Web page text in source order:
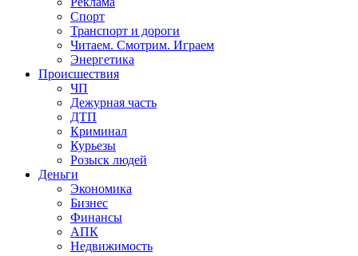
Спорт
Транспорт и дороги
Читаем. Смотрим. Играем
Энергетика
Происшествия
ЧП
Дежурная часть
ДТП
Криминал
Курьезы
Розыск людей
Деньги
Экономика
Бизнес
Финансы
АПК
Недвижимость